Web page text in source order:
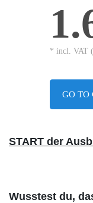
* incl. VAT
GO TO
START der
Wusstest du,